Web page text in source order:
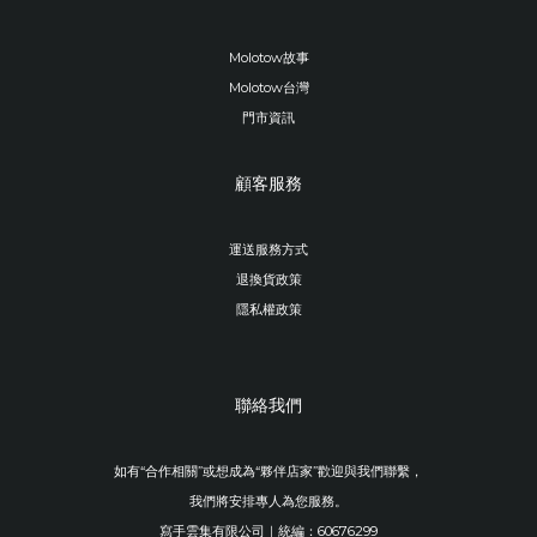
Molotow故事
Molotow台灣
門市資訊
顧客服務
運送服務方式
退換貨政策
隱私權政策
聯絡我們
如有“合作相關”或想成為“夥伴店家”歡迎與我們聯繫，
我們將安排專人為您服務。
寫手雲集有限公司｜統編：60676299